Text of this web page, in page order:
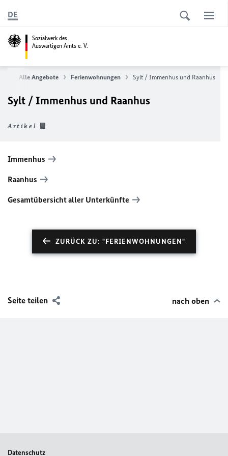
Sozialwerk des
Auswärtigen Amts e. V.
DE
Alle Angebote Ferienwohnungen Sylt / Immenhus und Raanhus
Sylt / Immenhus und Raanhus
Artikel
Immenhus
Raanhus
Gesamtübersicht aller Unterkünfte
ZURÜCK ZU: "FERIENWOHNUNGEN"
Seite teilen nach oben
Datenschutz